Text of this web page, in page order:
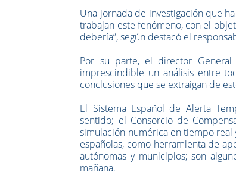
Una jornada de investigación que
trabajan este fenómeno, con el
debería”, según destacó el
Por su parte, el director
imprescindible un análisis entre
conclusiones que se extraigan de
El Sistema Español de Alerta
sentido; el Consorcio de
simulación numérica en tiempo
españolas, como herramienta de
autónomas y municipios; son
mañana.